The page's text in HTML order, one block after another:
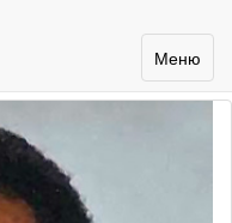
Toggle
navigation
Меню